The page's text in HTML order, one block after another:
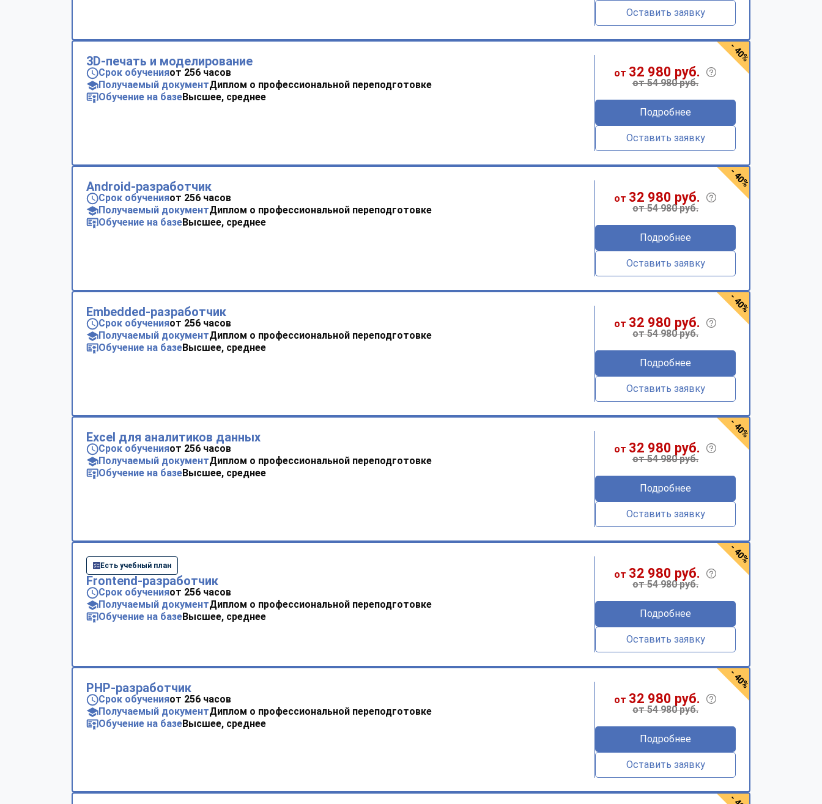
Оставить заявку
3D-печать и моделирование
Срок обученияот 256 часов
Получаемый документДиплом о профессиональной переподготовке
Обучение на базеВысшее, среднее
от 32 980 руб.
от 54 980 руб.
Подробнее
Оставить заявку
- 40%
Android-разработчик
Срок обученияот 256 часов
Получаемый документДиплом о профессиональной переподготовке
Обучение на базеВысшее, среднее
от 32 980 руб.
от 54 980 руб.
Подробнее
Оставить заявку
- 40%
Embedded-разработчик
Срок обученияот 256 часов
Получаемый документДиплом о профессиональной переподготовке
Обучение на базеВысшее, среднее
от 32 980 руб.
от 54 980 руб.
Подробнее
Оставить заявку
- 40%
Excel для аналитиков данных
Срок обученияот 256 часов
Получаемый документДиплом о профессиональной переподготовке
Обучение на базеВысшее, среднее
от 32 980 руб.
от 54 980 руб.
Подробнее
Оставить заявку
- 40%
Есть учебный план
Frontend-разработчик
Срок обученияот 256 часов
Получаемый документДиплом о профессиональной переподготовке
Обучение на базеВысшее, среднее
от 32 980 руб.
от 54 980 руб.
Подробнее
Оставить заявку
- 40%
PHP-разработчик
Срок обученияот 256 часов
Получаемый документДиплом о профессиональной переподготовке
Обучение на базеВысшее, среднее
от 32 980 руб.
от 54 980 руб.
Подробнее
Оставить заявку
- 40%